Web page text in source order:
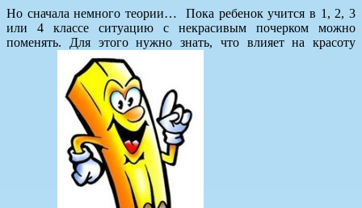
Но сначала немного теории… Пока ребенок учится в 1, 2, 3
или 4 классе ситуацию с некрасивым почерком можно
поменять. Для этого нужно знать, что влияет на красоту